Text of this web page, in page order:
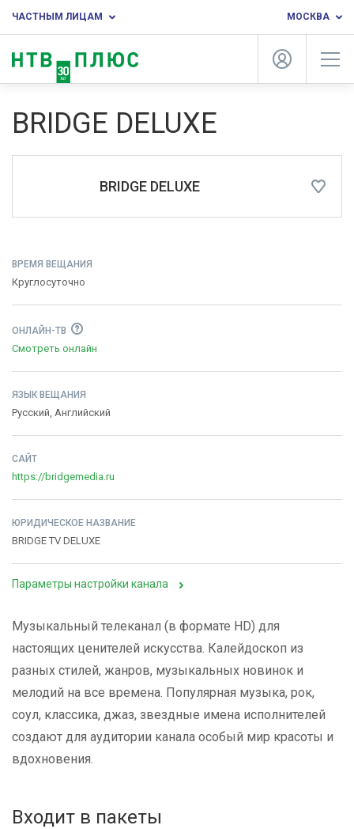
ЧАСТНЫМ ЛИЦАМ МОСКВА
BRIDGE DELUXE
BRIDGE DELUXE
ВРЕМЯ ВЕЩАНИЯ
Круглосуточно
ОНЛАЙН-ТВ
Смотреть онлайн
ЯЗЫК ВЕЩАНИЯ
Русский, Английский
САЙТ
https://bridgemedia.ru
ЮРИДИЧЕСКОЕ НАЗВАНИЕ
BRIDGE TV DELUXE
Параметры настройки канала
Музыкальный телеканал (в формате HD) для
настоящих ценителей искусства. Калейдоскоп из
разных стилей, жанров, музыкальных новинок и
мелодий на все времена. Популярная музыка, рок,
соул, классика, джаз, звездные имена исполнителей
создают для аудитории канала особый мир красоты и
вдохновения.
Входит в пакеты